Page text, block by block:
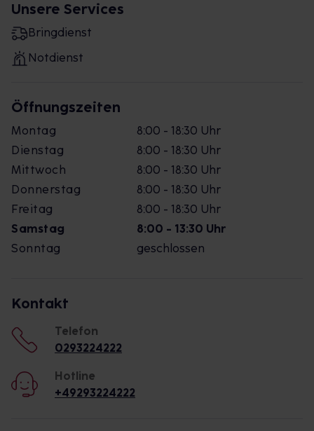
Unsere Services
Bringdienst
Notdienst
Öffnungszeiten
Montag
8:00 - 18:30 Uhr
Dienstag
8:00 - 18:30 Uhr
Mittwoch
8:00 - 18:30 Uhr
Donnerstag
8:00 - 18:30 Uhr
Freitag
8:00 - 18:30 Uhr
Samstag
8:00 - 13:30 Uhr
Sonntag
geschlossen
Kontakt
Telefon
0293224222
Hotline
+49293224222